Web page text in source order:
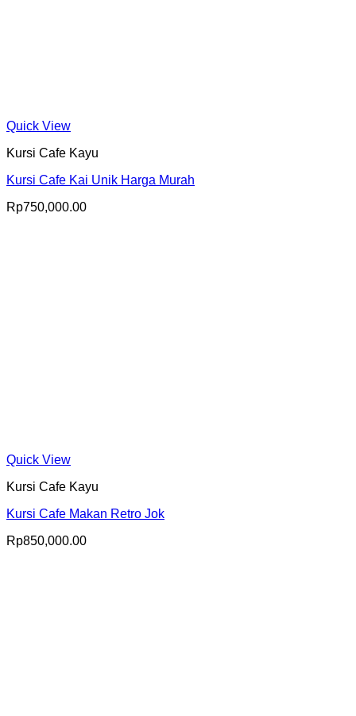
Quick View
Kursi Cafe Kayu
Kursi Cafe Kai Unik Harga Murah
Rp750,000.00
Quick View
Kursi Cafe Kayu
Kursi Cafe Makan Retro Jok
Rp850,000.00